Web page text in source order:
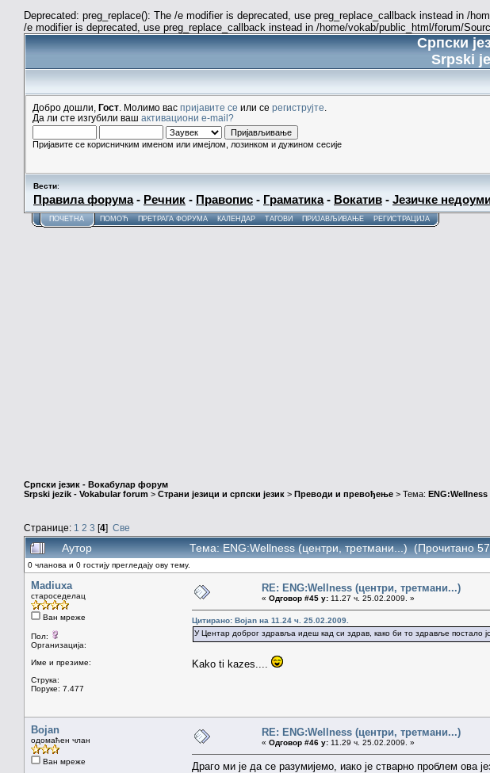
Deprecated: preg_replace(): The /e modifier is deprecated, use preg_replace_callback instead in /
/e modifier is deprecated, use preg_replace_callback instead in /home/vokab/public_html/forum/
Српски
Srpski
Добро дошли, Гост . Молимо вас пријавите се или се региструјте
Да ли сте изгубили ваш активациони e-mail?
Пријавите се корисничким именом или имејлом, лозинком и дужином сесије
Вести:
Правила форума- Речник - Правопис - Граматика- Вокатив - Језичке
ПОЧЕТНА ПОМОЋ ПРЕТРАГА ФОРУМА КАЛЕНДАР ТАГОВИ ПРИЈАВЉИВАЊЕ РЕГИСТРАЦИЈА
Српски језик - Вокабулар форум
Srpski jezik - Vokabular forum > Страни језици и српски језик > Преводи и превођење > Тема:
Странице: 1 2 3 [4] Све
Аутор Тема: ENG:Wellness (центри, третмани...) (Прочитано
0 чланова и 0 гостију прегледају ову тему.
Madiuxa
староседелац
Ван мреже
Пол:
Организација:
Име и презиме:
Струка:
Поруке: 7.477
RE: ENG:Wellness (центри, третмани...)
« Одговор #45 у: 11.27 ч. 25.02.2009. »
Цитирано: Bojan на 11.24 ч. 25.02.2009.
У Центар доброг здравља идеш кад си здрав, како би то здравље постало
Kako ti kazes....
Bojan
одомаћен члан
Ван мреже
RE: ENG:Wellness (центри, третмани...)
« Одговор #46 у: 11.29 ч. 25.02.2009. »
Драго ми је да се разумијемо, иако је стварно проблем ова